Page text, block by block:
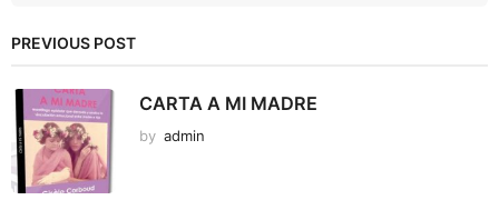
PREVIOUS POST
CARTA A MI MADRE
by admin